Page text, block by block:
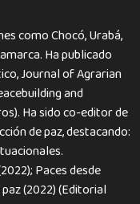
como Chocó, Urabá,
Ha publicado
Journal of Agrarian
and
Ha sido co-editor de
de paz, destacando:
Paces desde
(2022) (Editorial